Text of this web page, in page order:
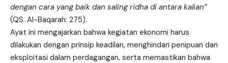
dengan cara yang baik dan saling ridha di antara kalian”
(QS. Al-Baqarah: 275).
Ayat ini mengajarkan bahwa kegiatan ekonomi harus
dilakukan dengan prinsip keadilan, menghindari penipuan dan
eksploitasi dalam perdagangan, serta memastikan bahwa